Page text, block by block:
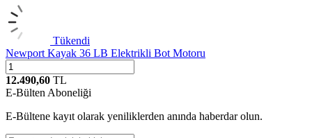
Tükendi
Newport Kayak 36 LB Elektrikli Bot Motoru
12.490,60 TL
E-Bülten Aboneliği
E-Bültene kayıt olarak yeniliklerden anında haberdar olun.